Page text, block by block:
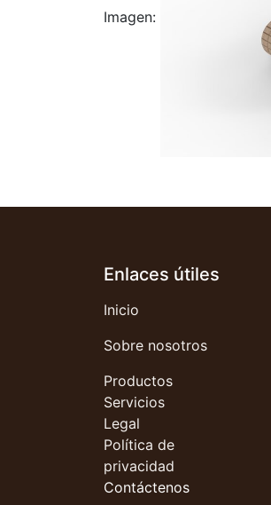
Imagen:
Enlaces útiles
Inicio
Sobre nosotros
Productos
Servicios
Legal
Política de
privacidad
Contáctenos